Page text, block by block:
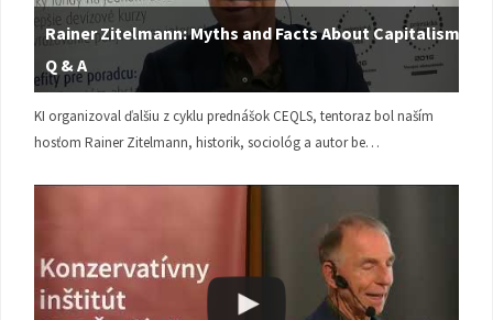
Rainer Zitelmann: Myths and Facts About Capitalism |
Q & A
KI organizoval ďalšiu z cyklu prednášok CEQLS, tentoraz bol naším
hosťom Rainer Zitelmann, historik, sociológ a autor be…